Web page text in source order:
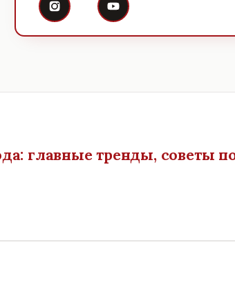
главные тренды, советы